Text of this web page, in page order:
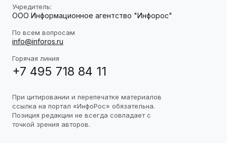
Учредитель:
ООО Информационное агентство "Инфорос"
По всем вопросам
info@inforos.ru
Горячая линия
+7 495 718 84 11
При цитировании и перепечатке материалов
ссылка на портал «ИнфоРос» обязательна.
Позиция редакции не всегда совпадает с
точкой зрения авторов.